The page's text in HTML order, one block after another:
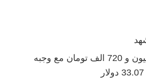
غرفه ثنائيه يكلف مليون و 720 الف تومان مع وجبه